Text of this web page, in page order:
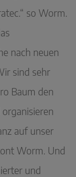
so Worm.
nach neuen
sind sehr
Baum den
auf unser
Worm. Und
und